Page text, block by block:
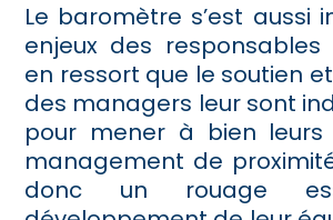
Le baromètre s’est aussi
enjeux des responsables
en ressort que le soutien
des managers leur sont
pour mener à bien leurs
management de
donc un rouage